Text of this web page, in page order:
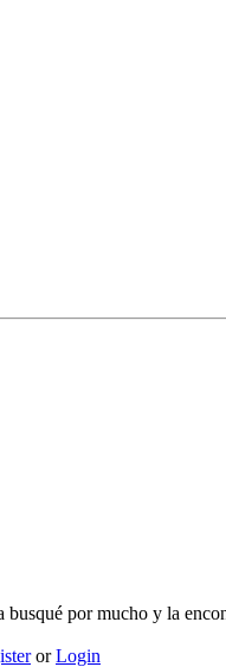
busqué por mucho y la
orLogin